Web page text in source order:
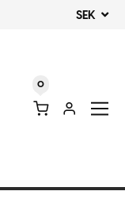
SEK
0